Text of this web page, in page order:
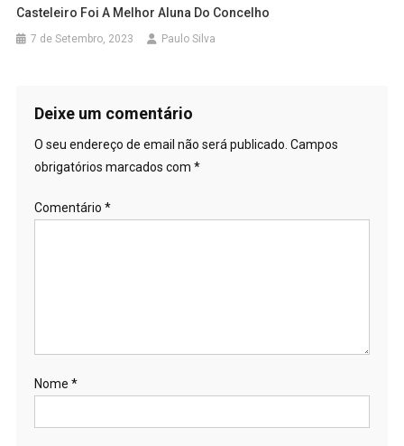
Casteleiro Foi A Melhor Aluna Do Concelho
7 de Setembro, 2023 Paulo Silva
Deixe um comentário
O seu endereço de email não será publicado. Campos
obrigatórios marcados com *
Comentário *
Nome *